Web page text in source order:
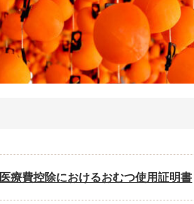
医療費控除におけるおむつ使用証明書